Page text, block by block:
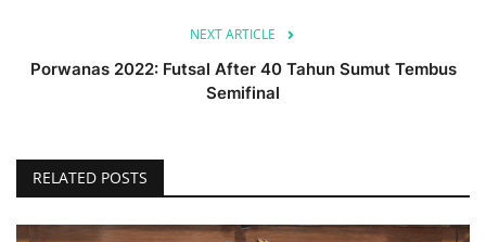
NEXT ARTICLE
Porwanas 2022: Futsal After 40 Tahun Sumut Tembus
Semifinal
RELATED POSTS